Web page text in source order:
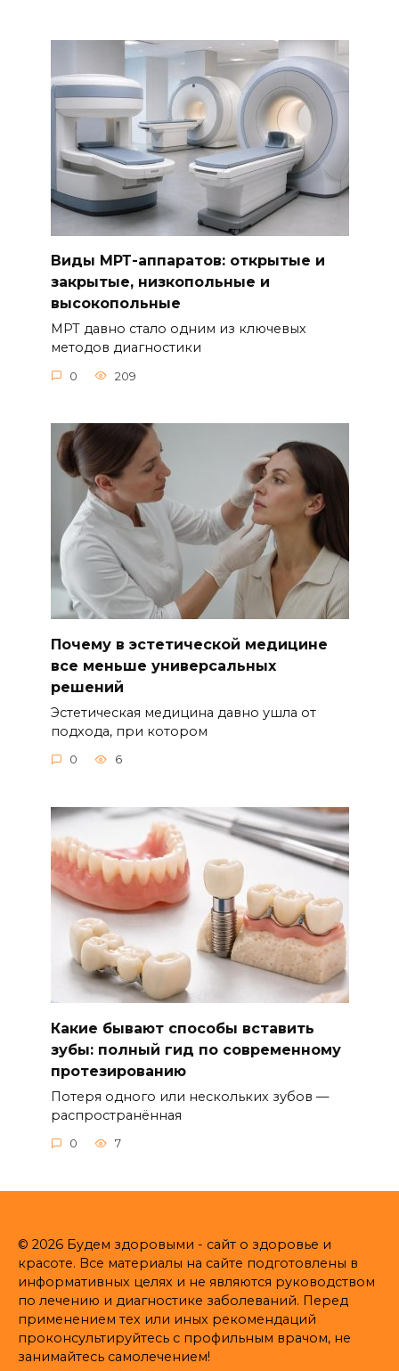
Виды МРТ-аппаратов: открытые и
закрытые, низкопольные и
высокопольные
МРТ давно стало одним из ключевых
методов диагностики
0 209
Почему в эстетической медицине
все меньше универсальных
решений
Эстетическая медицина давно ушла от
подхода, при котором
0 6
Какие бывают способы вставить
зубы: полный гид по современному
протезированию
Потеря одного или нескольких зубов —
распространённая
0 7
© 2026 Будем здоровыми - сайт о здоровье и
красоте. Все материалы на сайте подготовлены в
информативных целях и не являются руководством
по лечению и диагностике заболеваний. Перед
применением тех или иных рекомендаций
проконсультируйтесь с профильным врачом, не
занимайтесь самолечением!